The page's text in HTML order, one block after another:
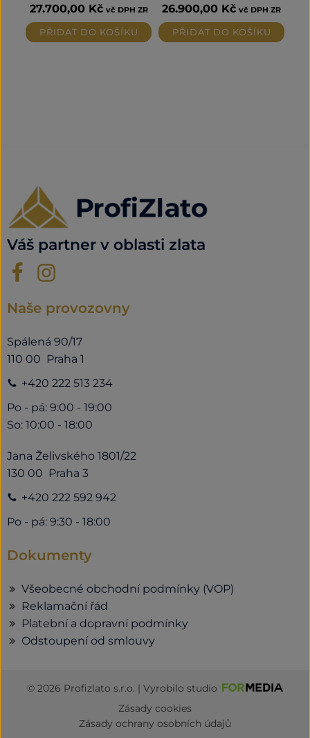
27.700,00 Kč vč DPH ZR
PŘIDAT DO KOŠÍKU
26.900,00 Kč vč DPH ZR
PŘIDAT DO KOŠÍKU
Váš partner v oblasti zlata
Naše provozovny
Spálená 90/17
110 00 Praha 1
+420 222 513 234
Po - pá: 9:00 - 19:00
So: 10:00 - 18:00
Jana Želivského 1801/22
130 00 Praha 3
+420 222 592 942
Po - pá: 9:30 - 18:00
Dokumenty
Všeobecné obchodní podmínky (VOP)
Reklamační řád
Platební a dopravní podmínky
Odstoupení od smlouvy
© 2026 Profizlato s.r.o. | Vyrobilo studio
Zásady cookies
Zásady ochrany osobních údajů